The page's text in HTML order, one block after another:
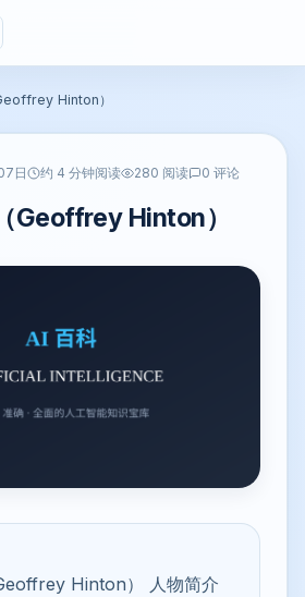
Hinton）
日 约 4 分钟阅读 280 阅读 0 评论
Geoffrey Hinton）
Hinton） 人物简介